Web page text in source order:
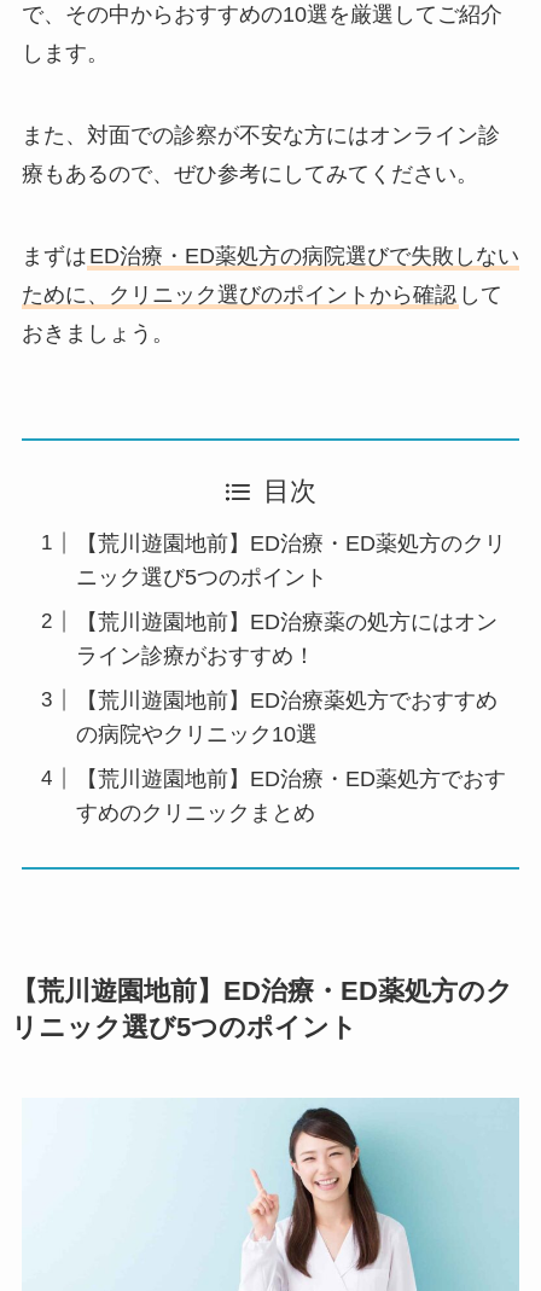
で、その中からおすすめの10選を厳選してご紹介
します。
また、対面での診察が不安な方にはオンライン診
療もあるので、ぜひ参考にしてみてください。
まずは ED治療・ED薬処方の病院選びで失敗しない
ために、クリニック選びのポイントから確認 して
おきましょう。
目次
【荒川遊園地前】ED治療・ED薬処方のクリ
ニック選び5つのポイント
【荒川遊園地前】ED治療薬の処方にはオン
ライン診療がおすすめ！
【荒川遊園地前】ED治療薬処方でおすすめ
の病院やクリニック10選
【荒川遊園地前】ED治療・ED薬処方でおす
すめのクリニックまとめ
【荒川遊園地前】ED治療・ED薬処方のク
リニック選び5つのポイント